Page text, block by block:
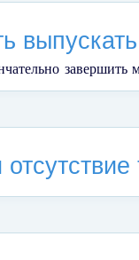
выпускать